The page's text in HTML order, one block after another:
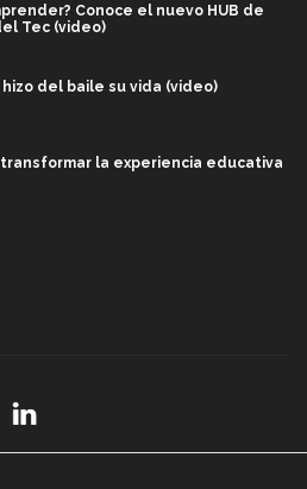
Conoce el nuevo HUB de
Tec (video)
hizo del baile su vida (video)
la experiencia educativa